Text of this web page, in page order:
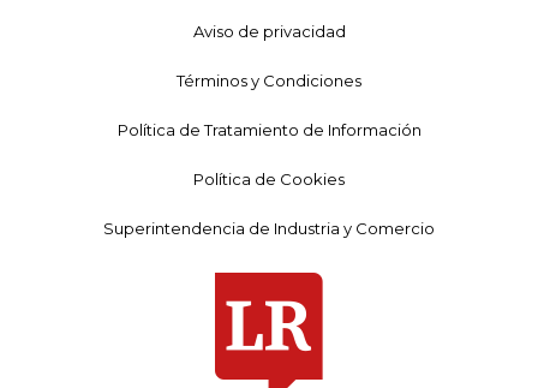
Aviso de privacidad
Términos y Condiciones
Política de Tratamiento de Información
Política de Cookies
Superintendencia de Industria y Comercio